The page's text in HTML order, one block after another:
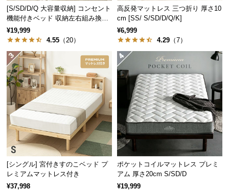
て
保
証
に
つ
い
て
員
規
に
つ
い
[S/SD/D/Q 大容量収納] コンセント
機能付きベッド 収納左右組み換え
可能
¥19,999
4.55 （20）
高反発マットレス 三つ折り 厚さ10
cm [SS/ S/SD/D/Q/K]
¥6,999
4.29 （7）
[シングル] 宮付きすのこベッド プ
レミアムマットレス付き
¥37,998
ポケットコイルマットレス プレミ
アム 厚さ20cm S/SD/D
¥19,999